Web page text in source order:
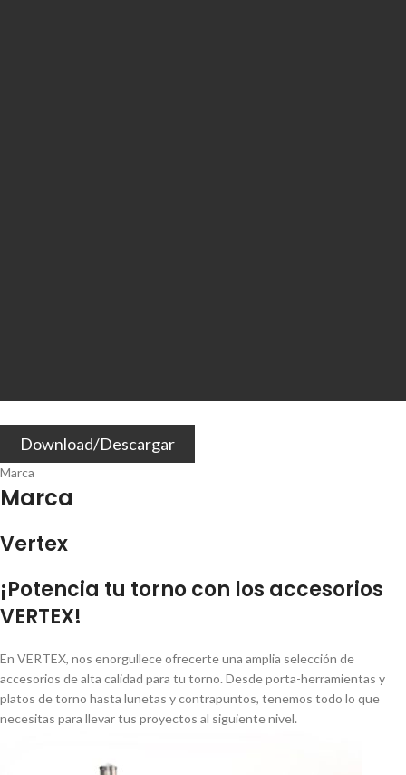
Download/Descargar
Marca
Marca
Vertex
¡Potencia tu torno con los accesorios
VERTEX!
En VERTEX, nos enorgullece ofrecerte una amplia selección de
accesorios de alta calidad para tu torno. Desde porta-herramientas y
platos de torno hasta lunetas y contrapuntos, tenemos todo lo que
necesitas para llevar tus proyectos al siguiente nivel.